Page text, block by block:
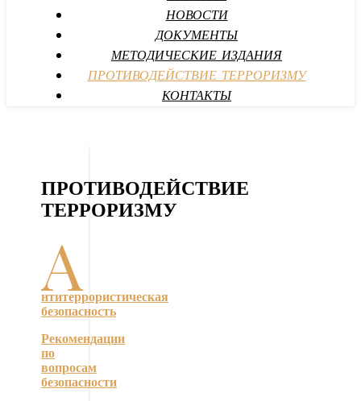
НОВОСТИ
ДОКУМЕНТЫ
МЕТОДИЧЕСКИЕ ИЗДАНИЯ
ПРОТИВОДЕЙСТВИЕ ТЕРРОРИЗМУ
КОНТАКТЫ
ПРОТИВОДЕЙСТВИЕ
ТЕРРОРИЗМУ
А
нтитеррористическая
безопасность
Рекомендации
по
вопросам
безопасности